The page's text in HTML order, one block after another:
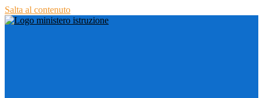
Salta al contenuto